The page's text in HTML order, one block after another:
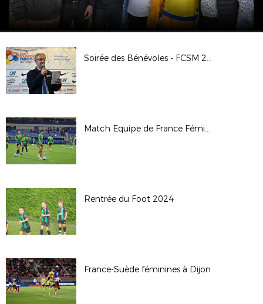
Soirée des Bénévoles - FCSM 2024-25
Match Equipe de France Féminine vs Jamaïque - Sochaux - 25/10/24
Rentrée du Foot 2024
France-Suède féminines à Dijon